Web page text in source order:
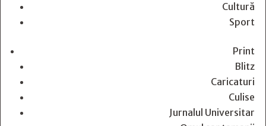
Cultură
Sport
Print
Blitz
Caricaturi
Culise
Jurnalul Universitar